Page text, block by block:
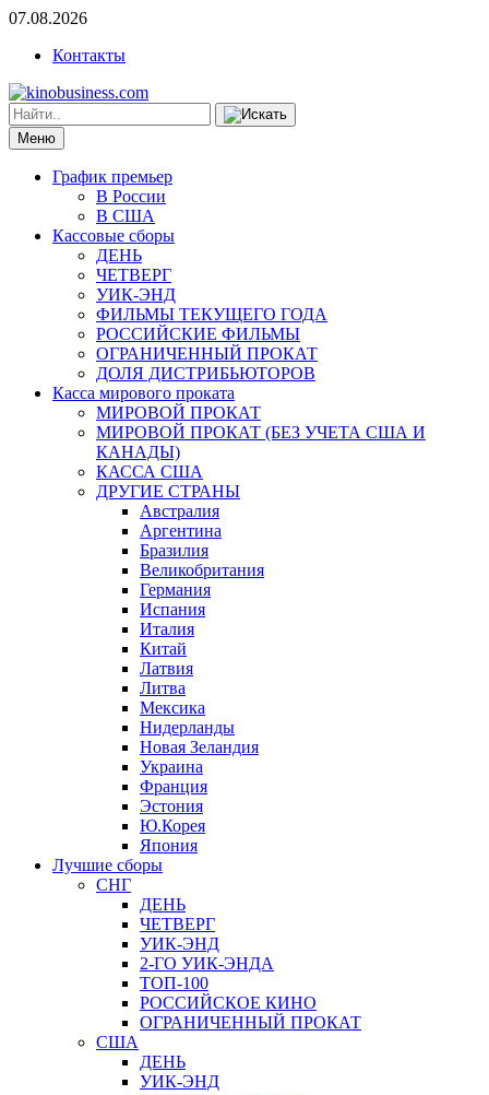
07.08.2026
Контакты
Меню
График премьер
В России
В США
Кассовые сборы
ДЕНЬ
ЧЕТВЕРГ
УИК-ЭНД
ФИЛЬМЫ ТЕКУЩЕГО ГОДА
РОССИЙСКИЕ ФИЛЬМЫ
ОГРАНИЧЕННЫЙ ПРОКАТ
ДОЛЯ ДИСТРИБЬЮТОРОВ
Касса мирового проката
МИРОВОЙ ПРОКАТ
МИРОВОЙ ПРОКАТ (БЕЗ УЧЕТА США И
КАНАДЫ)
КАССА США
ДРУГИЕ СТРАНЫ
Австралия
Аргентина
Бразилия
Великобритания
Германия
Испания
Италия
Китай
Латвия
Литва
Мексика
Нидерланды
Новая Зеландия
Украина
Франция
Эстония
Ю.Корея
Япония
Лучшие сборы
СНГ
ДЕНЬ
ЧЕТВЕРГ
УИК-ЭНД
2-ГО УИК-ЭНДА
ТОП-100
РОССИЙСКОЕ КИНО
ОГРАНИЧЕННЫЙ ПРОКАТ
США
ДЕНЬ
УИК-ЭНД